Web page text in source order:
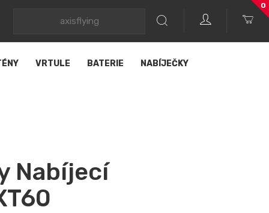
0
VRTULE BATERIE NABÍJEČKY
Nabíjecí